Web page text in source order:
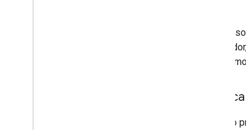
Google
mismo
Es poco